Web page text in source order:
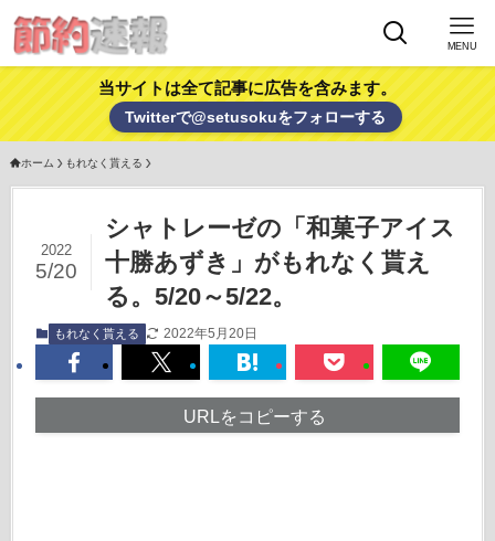
MENU
当サイトは全て記事に広告を含みます。
Twitterで@setusokuをフォローする
ホーム もれなく貰える
シャトレーゼの「和菓子アイス
十勝あずき」がもれなく貰え
る。5/20～5/22。
2022
5/20
もれなく貰える 2022年5月20日
URLをコピーする